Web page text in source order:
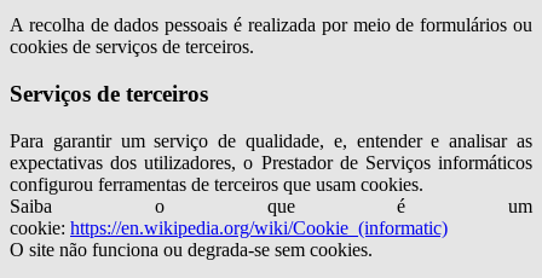
A recolha de dados pessoais é realizada por meio de formulários ou
cookies de serviços de terceiros.
Serviços de terceiros
Para garantir um serviço de qualidade, e, entender e analisar as
expectativas dos utilizadores, o Prestador de Serviços informáticos
configurou ferramentas de terceiros que usam cookies.
Saiba o que é um
cookie: https://en.wikipedia.org/wiki/Cookie_(informatic)
O site não funciona ou degrada-se sem cookies.